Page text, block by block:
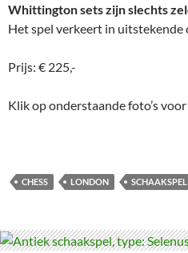
Whittington sets zijn slechts
Het spel verkeert in uitstekende
Prijs: € 225,-
Klik op onderstaande foto’s
CHESS LONDON SCHAAKSPEL